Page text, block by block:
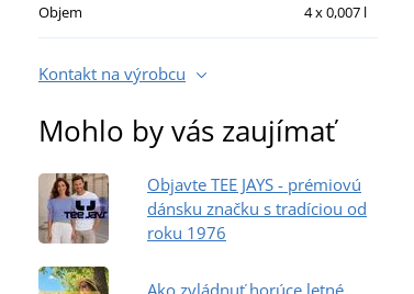
Objem 4 x 0,007 l
Kontakt na výrobcu
Mohlo by vás zaujímať
Objavte TEE JAYS - prémiovú
dánsku značku s tradíciou od
roku 1976
Ako zvládnuť horúce letné